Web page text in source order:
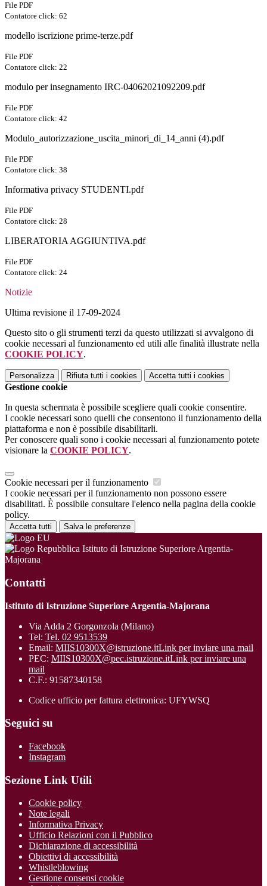
File PDF
Contatore click: 62
modello iscrizione prime-terze.pdf
File PDF
Contatore click: 22
modulo per insegnamento IRC-04062021092209.pdf
File PDF
Contatore click: 42
Modulo_autorizzazione_uscita_minori_di_14_anni (4).pdf
File PDF
Contatore click: 38
Informativa privacy STUDENTI.pdf
File PDF
Contatore click: 28
LIBERATORIA AGGIUNTIVA.pdf
File PDF
Contatore click: 24
Notizie
Ultima revisione il 17-09-2024
Questo sito o gli strumenti terzi da questo utilizzati si avvalgono di
cookie necessari al funzionamento ed utili alle finalità illustrate nella
COOKIE POLICY.
Personalizza Rifiuta tutti i cookies Accetta tutti i cookies
Gestione cookie
In questa schermata è possibile scegliere quali cookie consentire.
I cookie necessari sono quelli che consentono il funzionamento della
piattaforma e non è possibile disabilitarli.
Per conoscere quali sono i cookie necessari al funzionamento potete
visionare la COOKIE POLICY.
Cookie necessari per il funzionamento
I cookie necessari per il funzionamento non possono essere
disabilitati. È possibile consultare l'elenco nella pagina della cookie
policy.
Accetta tutti Salva le preferenze
Istituto di Istruzione Superiore Argentia-
Majorana
Contatti
Istituto di Istruzione Superiore Argentia-Majorana
Via Adda 2 Gorgonzola (Milano)
Tel: Tel. 02 9513539
Email: MIIS10300X@istruzione.itLink per inviare una mail
PEC: MIIS10300X@pec.istruzione.itLink per inviare una
mail
C.F.: 91587340158
Codice ufficio per fattura elettronica: UFYWSQ
Seguici su
Facebook
Instagram
Sezione Link Utili
Cookie policy
Note legali
Informativa Privacy
Ufficio Relazioni con il Pubblico
Dichiarazione di accessibilità
Obiettivi di accessibilità
Whistleblowing
Gestione consensi cookie